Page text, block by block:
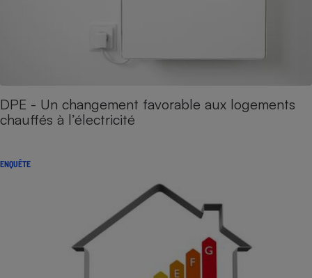
DPE - Un changement favorable aux logements
chauffés à l’électricité
ENQUÊTE